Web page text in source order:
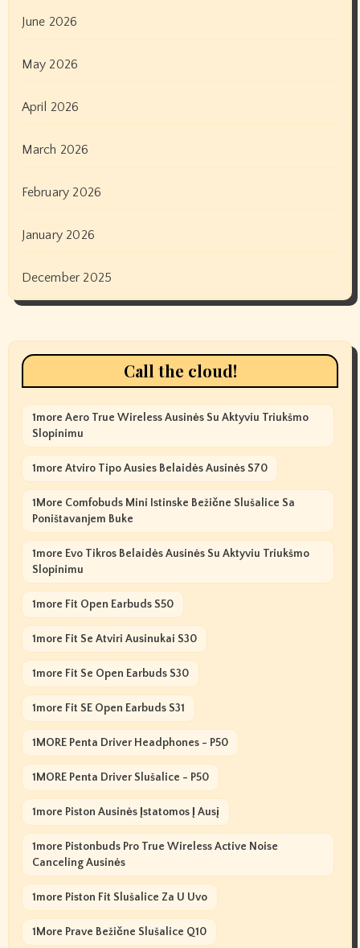
June 2026
May 2026
April 2026
March 2026
February 2026
January 2026
December 2025
Call the cloud!
1more Aero True Wireless Ausinės Su Aktyviu Triukšmo
Slopinimu
1more Atviro Tipo Ausies Belaidės Ausinės S70
1More Comfobuds Mini Istinske Bežične Slušalice Sa
Poništavanjem Buke
1more Evo Tikros Belaidės Ausinės Su Aktyviu Triukšmo
Slopinimu
1more Fit Open Earbuds S50
1more Fit Se Atviri Ausinukai S30
1more Fit Se Open Earbuds S30
1more Fit SE Open Earbuds S31
1MORE Penta Driver Headphones - P50
1MORE Penta Driver Slušalice - P50
1more Piston Ausinės Įstatomos Į Ausį
1more Pistonbuds Pro True Wireless Active Noise
Canceling Ausinės
1more Piston Fit Slušalice Za U Uvo
1More Prave Bežične Slušalice Q10